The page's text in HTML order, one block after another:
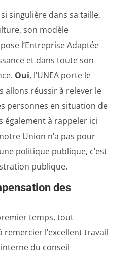
singulière dans sa taille,
son modèle
l’Entreprise Adaptée
et dans toute son
Oui, l’UNEA porte le
allons réussir à relever le
personnes en situation de
également à rappeler ici
Union n’a pas pour
politique publique, c’est
publique.
des
temps, tout
l’excellent travail
du conseil